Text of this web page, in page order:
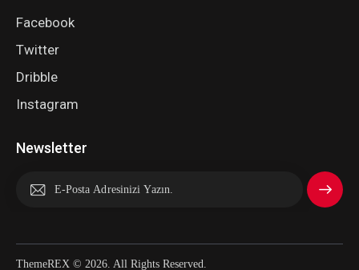
Facebook
Twitter
Dribble
Instagram
Newsletter
Abone
ThemeREX © 2026. All Rights Reserved.